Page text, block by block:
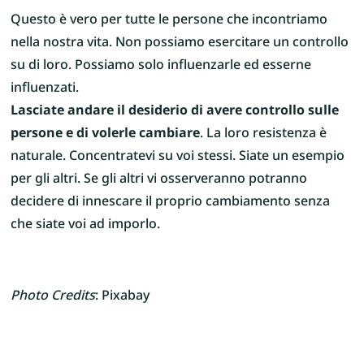
Questo è vero per tutte le persone che incontriamo
nella nostra vita. Non possiamo esercitare un controllo
su di loro. Possiamo solo influenzarle ed esserne
influenzati.
Lasciate andare il desiderio di avere controllo sulle
persone e di volerle cambiare. La loro resistenza è
naturale. Concentratevi su voi stessi. Siate un esempio
per gli altri. Se gli altri vi osserveranno potranno
decidere di innescare il proprio cambiamento senza
che siate voi ad imporlo.
Photo Credits: Pixabay